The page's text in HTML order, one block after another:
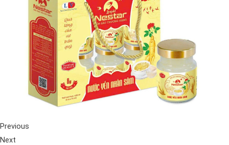
Previous
Next